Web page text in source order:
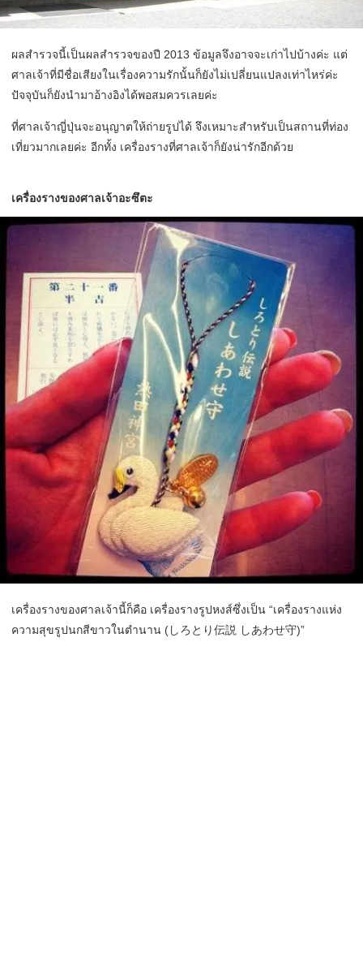
ผลสำรวจนี้เป็นผลสำรวจของปี 2013 ข้อมูลจึงอาจจะเก่าไปบ้างค่ะ แต่
ศาลเจ้าที่มีชื่อเสียงในเรื่องความรักนั้นก็ยังไม่เปลี่ยนแปลงเท่าไหร่ค่ะ
ปัจจุบันก็ยังนำมาอ้างอิงได้พอสมควรเลยค่ะ
ที่ศาลเจ้าญี่ปุ่นจะอนุญาตให้ถ่ายรูปได้ จึงเหมาะสำหรับเป็นสถานที่ท่อง
เที่ยวมากเลยค่ะ อีกทั้ง เครื่องรางที่ศาลเจ้าก็ยังน่ารักอีกด้วย
เครื่องรางของศาลเจ้าอะซึตะ
เครื่องรางของศาลเจ้านี้ก็คือ เครื่องรางรูปหงส์ซึ่งเป็น “เครื่องรางแห่ง
ความสุขรูปนกสีขาวในตำนาน (しろとり伝説 しあわせ守)”